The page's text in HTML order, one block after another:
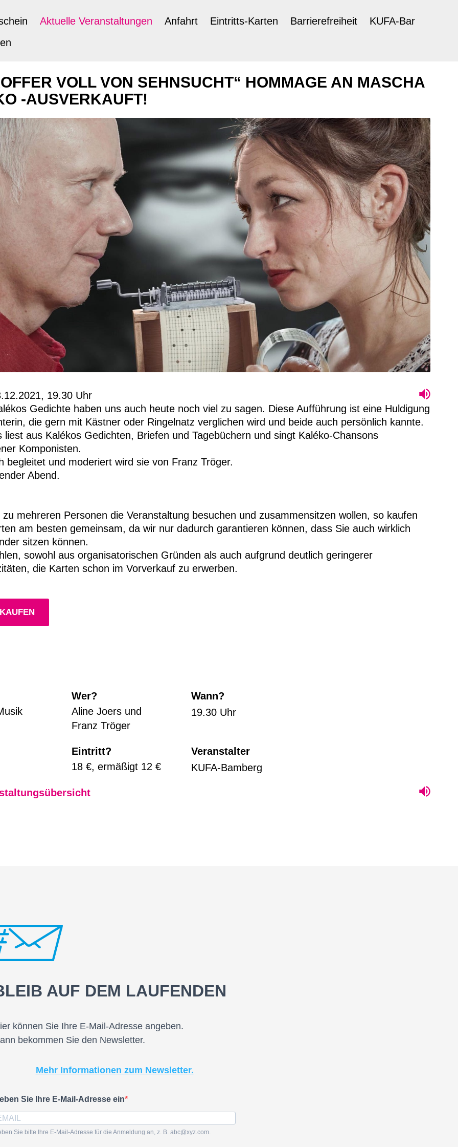
Aktuelle Veranstaltungen Anfahrt Eintritts-Karten Barrierefreiheit
KUFA-Bar
VOLL VON SEHNSUCHT“ HOMMAGE AN MASCHA
-AUSVERKAUFT!
19.30 Uhr
Gedichte haben uns auch heute noch viel zu sagen. Diese Aufführung ist eine Huldigung
die gern mit Kästner oder Ringelnatz verglichen wird und beide auch persönlich kannte.
liest aus Kalékos Gedichten, Briefen und Tagebüchern und singt Kaléko-Chansons
Komponisten.
begleitet und moderiert wird sie von Franz Tröger.
Abend.
zu mehreren Personen die Veranstaltung besuchen und zusammensitzen wollen, so kaufen
am besten gemeinsam, da wir nur dadurch garantieren können, dass Sie auch wirklich
sitzen können.
sowohl aus organisatorischen Gründen als auch aufgrund deutlich geringerer
die Karten schon im Vorverkauf zu erwerben.
Wer?
Aline Joers und
Franz Tröger
Wann?
19.30 Uhr
Eintritt?
18 €, ermäßigt 12 €
Veranstalter
KUFA-Bamberg
AUF DEM LAUFENDEN
können Sie Ihre E-Mail-Adresse angeben.
bekommen Sie den Newsletter.
Mehr Informationen zum Newsletter.
Sie Ihre E-Mail-Adresse ein
Sie bitte Ihre E-Mail-Adresse für die Anmeldung an, z. B. abc@xyz.com.